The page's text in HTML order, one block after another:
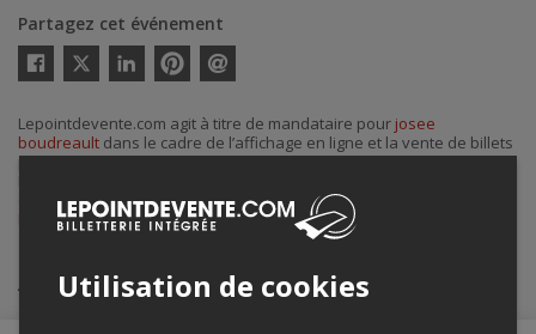
Partagez cet événement
Twitter
courriel
Lepointdevente.com agit à titre de mandataire pour josee
boudreault dans le cadre de l’affichage en ligne et la vente de billets
pour ses événements.
contacter l’organisateur de l’événement,josee boudreault
Lprivard@gmail.com.
Achat de billets
Utilisation de cookies